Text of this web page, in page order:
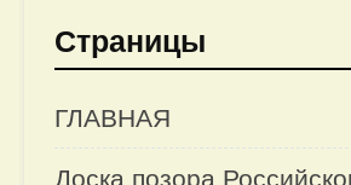
Страницы
ГЛАВНАЯ
Доска позора